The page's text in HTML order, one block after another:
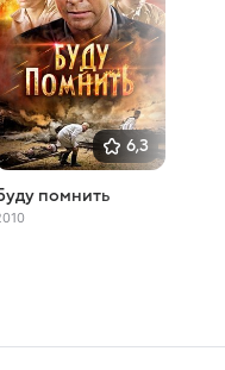
6,3
помнить